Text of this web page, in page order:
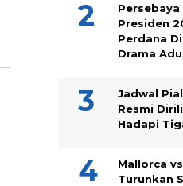
Persebaya
Presiden
Perdana
Drama
Jadwal
Resmi
Hadapi
Mallorca
Turunkan